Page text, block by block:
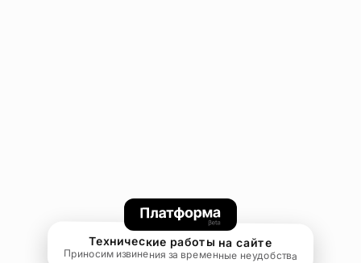
Технические работы на сайте
Приносим извинения за временные неудобства